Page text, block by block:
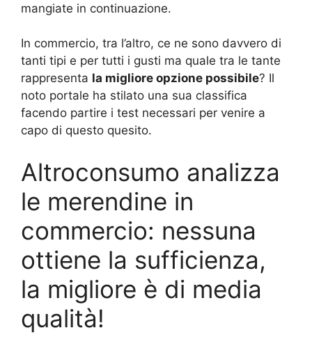
mangiate in continuazione.
In commercio, tra l’altro, ce ne sono davvero di
tanti tipi e per tutti i gusti ma quale tra le tante
rappresenta la migliore opzione possibile? Il
noto portale ha stilato una sua classifica
facendo partire i test necessari per venire a
capo di questo quesito.
Altroconsumo analizza
le merendine in
commercio: nessuna
ottiene la sufficienza,
la migliore è di media
qualità!